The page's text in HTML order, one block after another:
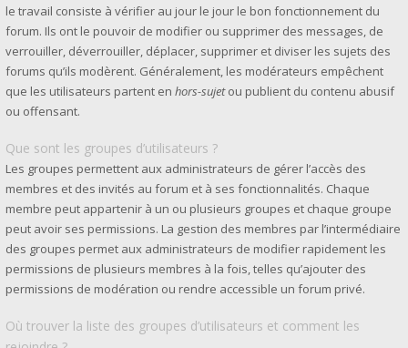
le travail consiste à vérifier au jour le jour le bon fonctionnement du
forum. Ils ont le pouvoir de modifier ou supprimer des messages, de
verrouiller, déverrouiller, déplacer, supprimer et diviser les sujets des
forums qu’ils modèrent. Généralement, les modérateurs empêchent
que les utilisateurs partent en hors-sujetou publient du contenu abusif
ou offensant.
Que sont les groupes d’utilisateurs ?
Les groupes permettent aux administrateurs de gérer l’accès des
membres et des invités au forum et à ses fonctionnalités. Chaque
membre peut appartenir à un ou plusieurs groupes et chaque groupe
peut avoir ses permissions. La gestion des membres par l’intermédiaire
des groupes permet aux administrateurs de modifier rapidement les
permissions de plusieurs membres à la fois, telles qu’ajouter des
permissions de modération ou rendre accessible un forum privé.
Où trouver la liste des groupes d’utilisateurs et comment les